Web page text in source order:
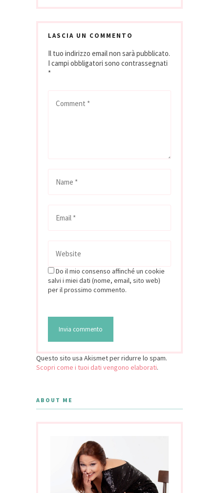
LASCIA UN COMMENTO
Il tuo indirizzo email non sarà pubblicato.
I campi obbligatori sono contrassegnati
*
Do il mio consenso affinché un cookie
salvi i miei dati (nome, email, sito web)
per il prossimo commento.
Questo sito usa Akismet per ridurre lo spam.
Scopri come i tuoi dati vengono elaborati.
ABOUT ME